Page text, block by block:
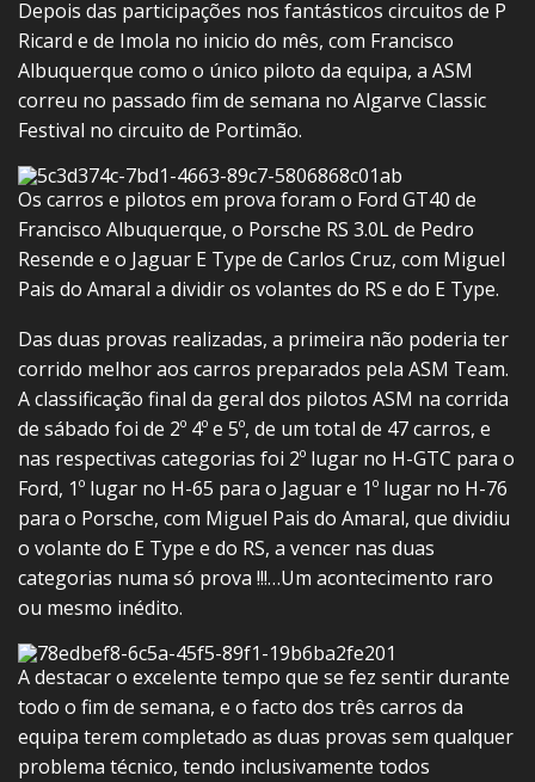
Depois das participações nos fantásticos circuitos de P
Ricard e de Imola no inicio do mês, com Francisco
Albuquerque como o único piloto da equipa, a ASM
correu no passado fim de semana no Algarve Classic
Festival no circuito de Portimão.
Os carros e pilotos em prova foram o Ford GT40 de
Francisco Albuquerque, o Porsche RS 3.0L de Pedro
Resende e o Jaguar E Type de Carlos Cruz, com Miguel
Pais do Amaral a dividir os volantes do RS e do E Type.
Das duas provas realizadas, a primeira não poderia ter
corrido melhor aos carros preparados pela ASM Team.
A classificação final da geral dos pilotos ASM na corrida
de sábado foi de 2º 4º e 5º, de um total de 47 carros, e
nas respectivas categorias foi 2º lugar no H-GTC para o
Ford, 1º lugar no H-65 para o Jaguar e 1º lugar no H-76
para o Porsche, com Miguel Pais do Amaral, que dividiu
o volante do E Type e do RS, a vencer nas duas
categorias numa só prova !!!…Um acontecimento raro
ou mesmo inédito.
A destacar o excelente tempo que se fez sentir durante
todo o fim de semana, e o facto dos três carros da
equipa terem completado as duas provas sem qualquer
problema técnico, tendo inclusivamente todos